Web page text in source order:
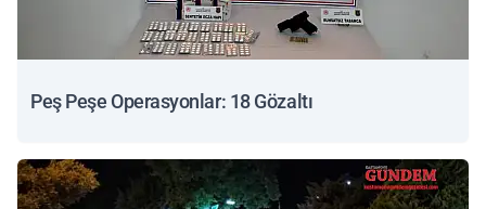
Peş Peşe Operasyonlar: 18 Gözaltı